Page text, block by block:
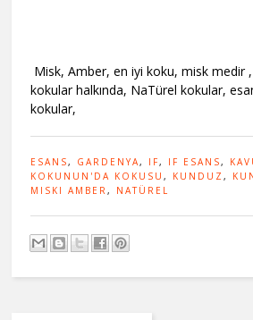
Misk, Amber, en iyi koku, misk medir
kokular halkında, NaTürel kokular,
kokular,
ESANS, GARDENYA, IF, IF ESANS,
KOKUNUN'DA KOKUSU, KUNDUZ,
MISKI AMBER, NATÜREL